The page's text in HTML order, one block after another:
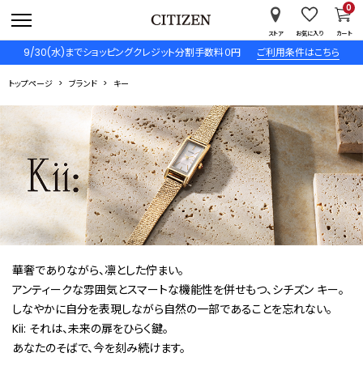
9/30(水)までショッピングクレジット分割手数料０円 ご利用条件はこちら
ストア お気に入り カート
0
トップページ ブランド キー
華奢でありながら、凛とした佇まい。
アンティークな雰囲気とスマートな機能性を併せもつ、シチズン キー。
しなやかに自分を表現しながら自然の一部であることを忘れない。
Kii: それは、未来の扉をひらく鍵。
あなたのそばで、今を刻み続けます。